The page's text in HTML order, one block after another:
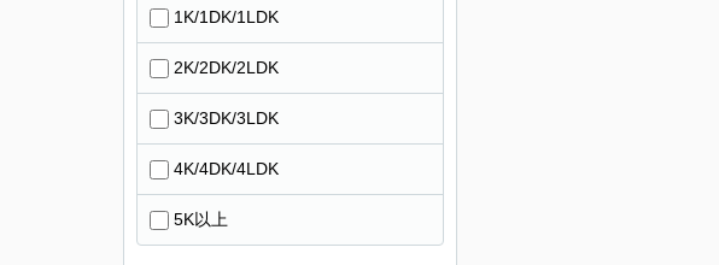
1K/1DK/1LDK
2K/2DK/2LDK
3K/3DK/3LDK
4K/4DK/4LDK
5K以上